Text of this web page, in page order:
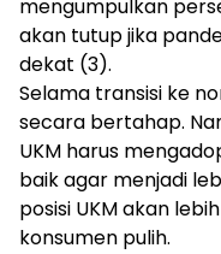
mengumpulkan
akan tutup jika
dekat (3).
Selama transisi ke
secara bertahap.
UKM harus
baik agar menjadi
posisi UKM akan
konsumen pulih.